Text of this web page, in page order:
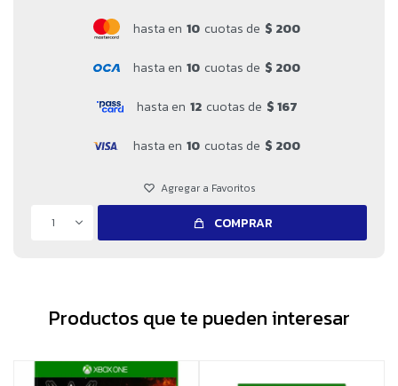
hasta en 10 cuotas de $ 200
hasta en 10 cuotas de $ 200
hasta en 12 cuotas de $ 167
hasta en 10 cuotas de $ 200
1 COMPRAR
Productos que te pueden interesar